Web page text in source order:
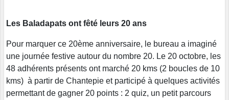
Les Baladapats ont fêté leurs 20 ans
Pour marquer ce 20ème anniversaire, le bureau a imaginé
une journée festive autour du nombre 20. Le 20 octobre, les
48 adhérents présents ont marché 20 kms (2 boucles de 10
kms) à partir de Chantepie et participé à quelques activités
permettant de gagner 20 points : 2 quiz, un petit parcours